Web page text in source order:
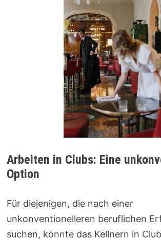
Arbeiten in Clubs: Eine
Option
Für diejenigen, die nach einer
unkonventionelleren beruflichen
suchen, könnte das Kellnern in